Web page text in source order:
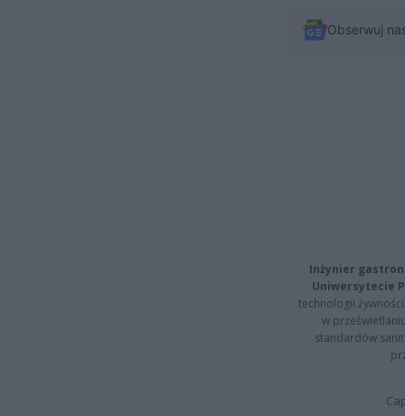
Obserwuj
Inżynier
Uniwersytecie
technologii
w
standardów